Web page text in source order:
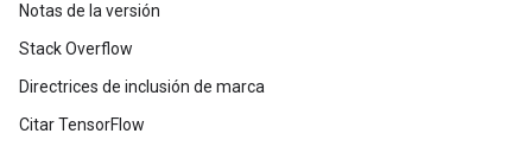
Notas de la versión
Stack Overflow
Directrices de inclusión de marca
Citar TensorFlow